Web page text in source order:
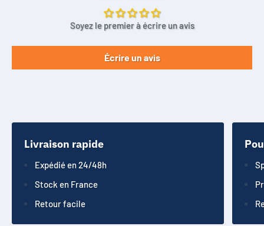
Soyez le premier à écrire un avis
Écrire un avis
Livraison rapide
Expédié en 24/48h
Stock en France
Retour facile